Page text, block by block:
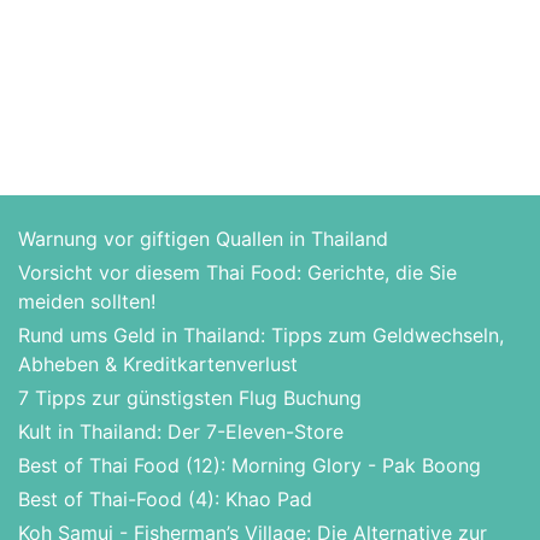
Warnung vor giftigen Quallen in Thailand
Vorsicht vor diesem Thai Food: Gerichte, die Sie
meiden sollten!
Rund ums Geld in Thailand: Tipps zum Geldwechseln,
Abheben & Kreditkartenverlust
7 Tipps zur günstigsten Flug Buchung
Kult in Thailand: Der 7-Eleven-Store
Best of Thai Food (12): Morning Glory - Pak Boong
Best of Thai-Food (4): Khao Pad
Koh Samui - Fisherman’s Village: Die Alternative zur